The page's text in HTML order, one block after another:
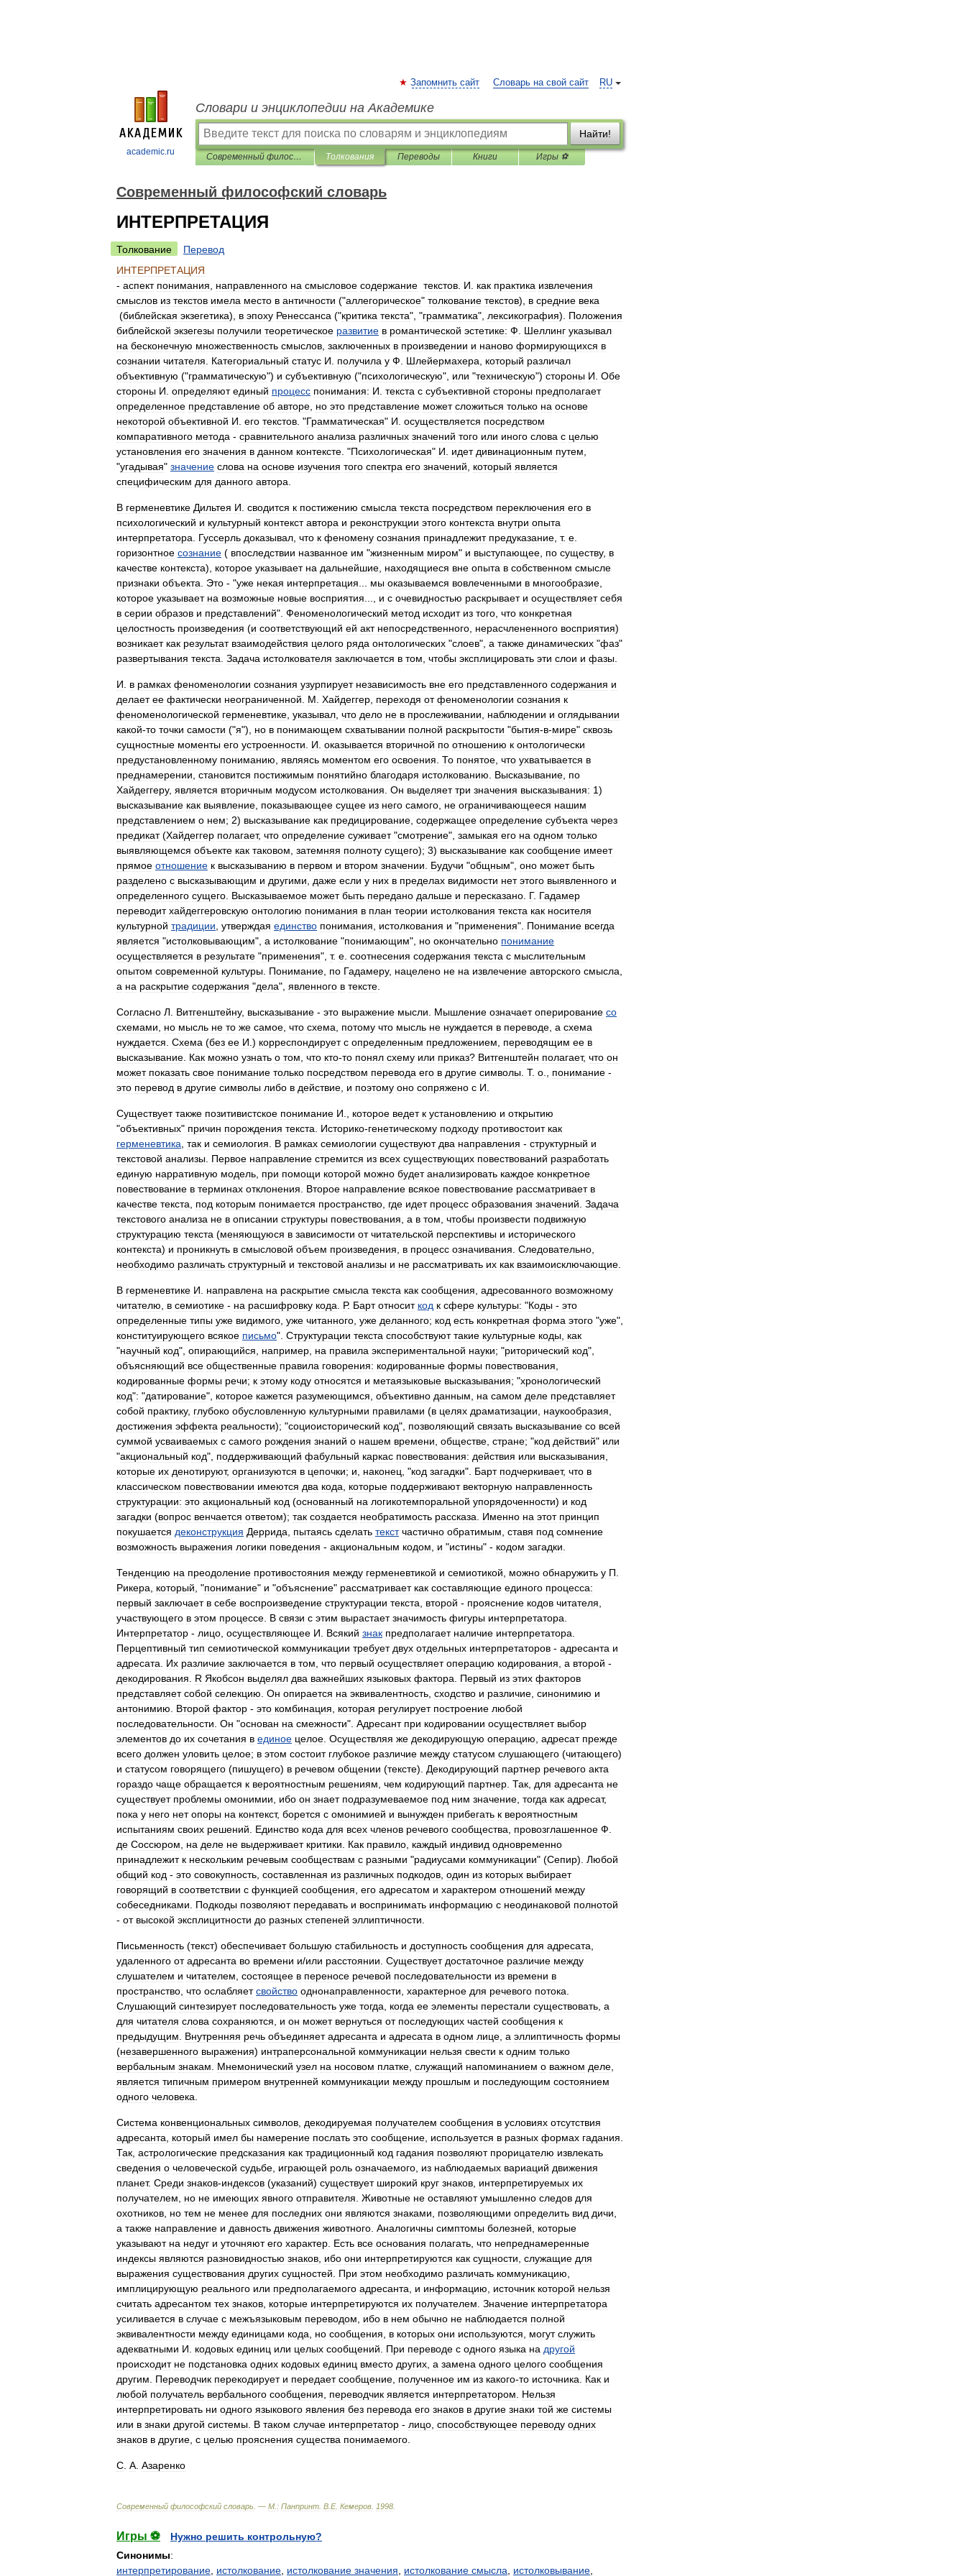
academic.ru
RU
Запомнить сайт Словарь на свой сайт
Словари и энциклопедии на Академике
Найти!
Современный философский словарь Толкования Переводы Книги Игры ⚽
Современный философский словарь
ИНТЕРПРЕТАЦИЯ
Толкование
Перевод
ИНТЕРПРЕТАЦИЯ
- аспект понимания направленного на смысловое содержание текстов И как практика извлечения
смыслов из текстов имела место в античности ("аллегорическое" толкование текстов), в средние века
(библейская экзегетика), в эпоху Ренессанса ("критика текста", "грамматика", лексикография). Положения
библейской экзегезы получили теоретическое развитие в романтической эстетике: Ф Шеллинг указывал
на бесконечную множественность смыслов заключенных в произведении и наново формирующихся в
сознании читателя Категориальный статус И получила у Ф Шлейермахера который различал
объективную ("грамматическую") и субъективную ("психологическую", или "техническую") стороны И Обе
стороны И определяют единый процесс понимания: И текста с субъективной стороны предполагает
определенное представление об авторе но это представление может сложиться только на основе
некоторой объективной И его текстов . "Грамматическая" И осуществляется посредством
компаративного метода - сравнительного анализа различных значений того или иного слова с целью
установления его значения в данном контексте . "Психологическая" И идет дивинационным путем
"угадывая" значение слова на основе изучения того спектра его значений который является
специфическим для данного автора
В герменевтике Дильтея И сводится к постижению смысла текста посредством переключения его в
психологический и культурный контекст автора и реконструкции этого контекста внутри опыта
интерпретатора
Гуссерль доказывал что к феномену сознания принадлежит предуказание т. е
горизонтное сознание ( впоследствии названное им "жизненным миром" и выступающее по существу, в
качестве контекста), которое указывает на дальнейшие находящиеся вне опыта в собственном смысле
признаки объекта Это - "уже некая интерпретация мы оказываемся вовлеченными в многообразие
которое указывает на возможные новые восприятия и с очевидностью раскрывает и осуществляет себя
в серии образов и представлений". Феноменологический метод исходит из того что конкретная
целостность произведения (и соответствующий ей акт непосредственного нерасчлененного восприятия)
возникает как результат взаимодействия целого ряда онтологических "слоев", а также динамических "фаз"
развертывания текста Задача истолкователя заключается в том чтобы эксплицировать эти слои и фазы
И в рамках феноменологии сознания узурпирует независимость вне его представленного содержания и
делает ее фактически неограниченной М Хайдеггер переходя от феноменологии сознания к
феноменологической герменевтике указывал что дело не в прослеживании наблюдении и оглядывании
какой-то точки самости ("я"), но в понимающем схватывании полной раскрытости "бытия-в-мире" сквозь
сущностные моменты его устроенности И оказывается вторичной по отношению к онтологически
предустановленному пониманию являясь моментом его освоения То понятое что ухватывается в
преднамерении становится постижимым понятийно благодаря истолкованию Высказывание по
Хайдеггеру, является вторичным модусом истолкования Он выделяет три значения высказывания: 1)
высказывание как выявление показывающее сущее из него самого не ограничивающееся нашим
представлением о нем; 2) высказывание как предицирование содержащее определение субъекта через
предикат(Хайдеггер полагает, что определение суживает"смотрение", замыкая его на одном только
выявляющемся объекте как таковом затемняя полноту сущего); 3) высказывание как сообщение имеет
прямое отношение к высказыванию в первом и втором значении Будучи "общным", оно может быть
разделено с высказывающим и другими даже если у них в пределах видимости нет этого выявленного и
определенного сущего Высказываемое может быть передано дальше и пересказано Г. Гадамер
переводит хайдеггеровскую онтологию понимания в план теории истолкования текста как носителя
культурной традиции утверждая единство понимания истолкования и "применения". Понимание всегда
является "истолковывающим", а истолкование "понимающим", но окончательно понимание
осуществляется в результате "применения", т. е соотнесения содержания текста с мыслительным
опытом современной культуры Понимание по Гадамеру, нацелено не на извлечение авторского смысла
а на раскрытие содержания "дела", явленного в тексте
Согласно Л Витгенштейну, высказывание - это выражение мысли Мышление означает оперирование со
схемами
но мысль не то же самое что схема потому что мысль не нуждается в переводе а схема
нуждается Схема (без ее И .) корреспондирует с определенным предложением переводящим ее в
высказывание Как можно узнать о том что кто-то понял схему или приказ? Витгенштейн полагает, что он
может показать свое понимание только посредством перевода его в другие символы Т. о понимание -
это перевод в другие символы либо в действие и поэтому оно сопряжено с И
Существует также позитивистское понимание И которое ведет к установлению и открытию
"объективных" причин порождения текста Историко-генетическому подходу противостоит как
герменевтика так и семиология В рамках семиологии существуют два направления - структурный и
текстовой анализы Первое направление стремится из всех существующих повествований разработать
единую нарративную модель при помощи которой можно будет анализировать каждое конкретное
повествование в терминах отклонения Второе направление всякое повествование рассматривает в
качестве текста под которым понимается пространство где идет процесс образования значений Задача
текстового анализа не в описании структуры повествования а в том чтобы произвести подвижную
структурацию текста (меняющуюся в зависимости от читательской перспективы и исторического
контекста) и проникнуть в смысловой объем произведения в процесс означивания Следовательно
необходимо различать структурный и текстовой анализы и не рассматривать их как взаимоисключающие
В герменевтике И направлена на раскрытие смысла текста как сообщения адресованного возможному
читателю
в семиотике - на расшифровку кода Р. Барт относит код к сфере культуры: "Коды - это
определенные типы уже видимого уже читанного уже деланного; код есть конкретная форма этого "уже",
конституирующего всякое письмо". Структурации текста способствуют такие культурные коды как
"научный код", опирающийся например на правила экспериментальной науки; "риторический код",
объясняющий все общественные правила говорения: кодированные формы повествования
кодированные формы речи; к этому коду относятся и метаязыковые высказывания; "хронологический
код": "датирование", которое кажется разумеющимся объективно данным на самом деле представляет
собой практику, глубоко обусловленную культурными правилами (в целях драматизации наукообразия
достижения эффекта реальности); "социоисторический код", позволяющий связать высказывание со всей
суммой усваиваемых с самого рождения знаний о нашем времени обществе стране; "код действий" или
"акциональный код", поддерживающий фабульный каркас повествования: действия или высказывания
которые их денотируют, организуются в цепочки; и наконец , "код загадки". Барт подчеркивает, что в
классическом повествовании имеются два кода которые поддерживают векторную направленность
структурации: это акциональный код (основанный на логикотемпоральной упорядоченности) и код
загадки (вопрос венчается ответом); так создается необратимость рассказа Именно на этот принцип
покушается деконструкция Деррида пытаясь сделать текст частично обратимым ставя под сомнение
возможность выражения логики поведения - акциональным кодом и "истины" - кодом загадки
Тенденцию на преодоление противостояния между герменевтикой и семиотикой можно обнаружить у П
Рикера
который , "понимание" и "объяснение" рассматривает как составляющие единого процесса:
первый заключает в себе воспроизведение структурации текста второй - прояснение кодов читателя
участвующего в этом процессе В связи с этим вырастает значимость фигуры интерпретатора
Интерпретатор - лицо осуществляющее И Всякий знак предполагает наличие интерпретатора
Перцептивный тип семиотической коммуникации требует двух отдельных интерпретаторов - адресанта и
адресата
Их различие заключается в том что первый осуществляет операцию кодирования а второй -
декодирования
R Якобсон выделял два важнейших языковых фактора Первый из этих факторов
представляет собой селекцию Он опирается на эквивалентность сходство и различие синонимию и
антонимию
Второй фактор - это комбинация которая регулирует построение любой
последовательности Он "основан на смежности". Адресант при кодировании осуществляет выбор
элементов до их сочетания в единое целое Осуществляя же декодирующую операцию адресат прежде
всего должен уловить целое; в этом состоит глубокое различие между статусом слушающего (читающего)
и статусом говорящего (пишущего) в речевом общении (тексте). Декодирующий партнер речевого акта
гораздо чаще обращается к вероятностным решениям чем кодирующий партнер Так для адресанта не
существует проблемы омонимии ибо он знает подразумеваемое под ним значение тогда как адресат,
пока у него нет опоры на контекст, борется с омонимией и вынужден прибегать к вероятностным
испытаниям своих решений Единство кода для всех членов речевого сообщества провозглашенное Ф
де Соссюром на деле не выдерживает критики Как правило каждый индивид одновременно
принадлежит к нескольким речевым сообществам с разными "радиусами коммуникации" (Сепир). Любой
общий код - это совокупность составленная из различных подкодов один из которых выбирает
говорящий в соответствии с функцией сообщения его адресатом и характером отношений между
собеседниками
Подкоды позволяют передавать и воспринимать информацию с неодинаковой полнотой
- от высокой эксплицитности до разных степеней эллиптичности
Письменность (текст) обеспечивает большую стабильность и доступность сообщения для адресата
удаленного от адресанта во времени и/или расстоянии Существует достаточное различие между
слушателем и читателем состоящее в переносе речевой последовательности из времени в
пространство что ослабляет свойство однонаправленности характерное для речевого потока
Слушающий синтезирует последовательность уже тогда когда ее элементы перестали существовать а
для читателя слова сохраняются и он может вернуться от последующих частей сообщения к
предыдущим
Внутренняя речь объединяет адресанта и адресата в одном лице а эллиптичность формы
(незавершенного выражения) интраперсональной коммуникации нельзя свести к одним только
вербальным знакам Мнемонический узел на носовом платке служащий напоминанием о важном деле
является типичным примером внутренней коммуникации между прошлым и последующим состоянием
одного человека
Система конвенциональных символов декодируемая получателем сообщения в условиях отсутствия
адресанта
который имел бы намерение послать это сообщение используется в разных формах гадания
Так астрологические предсказания как традиционный код гадания позволяют прорицателю извлекать
сведения о человеческой судьбе играющей роль означаемого из наблюдаемых вариаций движения
планет. Среди знаков-индексов (указаний) существует широкий круг знаков интерпретируемых их
получателем
но не имеющих явного отправителя Животные не оставляют умышленно следов для
охотников но тем не менее для последних они являются знаками позволяющими определить вид дичи
а также направление и давность движения животного Аналогичны симптомы болезней
которые
указывают на недуг и уточняют его характер Есть все основания полагать что непреднамеренные
индексы являются разновидностью знаков ибо они интерпретируются как сущности служащие для
выражения существования других сущностей При этом необходимо различать коммуникацию
имплицирующую реального или предполагаемого адресанта и информацию источник которой нельзя
считать адресантом тех знаков которые интерпретируются их получателем Значение интерпретатора
усиливается в случае с межъязыковым переводом ибо в нем обычно не наблюдается полной
эквивалентности между единицами кода но сообщения в которых они используются могут служить
адекватными И кодовых единиц или целых сообщений При переводе с одного языка на другой
происходит не подстановка одних кодовых единиц вместо других а замена одного целого сообщения
другим
Переводчик перекодирует и передает сообщение полученное им из какого-то источника Как и
любой получатель вербального сообщения переводчик является интерпретатором
Нельзя
интерпретировать ни одного языкового явления без перевода его знаков в другие знаки той же системы
или в знаки другой системы В таком случае интерпретатор - лицо способствующее переводу одних
знаков в другие с целью прояснения существа понимаемого
С А Азаренко
Современный философский словарь . — М : Панпринт В Е. Кемеров 1998
Игры ⚽
Нужно решить контрольную?
Синонимы:
интерпретирование истолкование истолкование значения истолкование смысла истолковывание